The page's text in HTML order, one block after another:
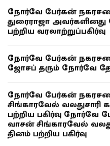
நோர்வே பேர்கன்
துரைராஜா
பற்றிய வரலாற்றுப்பகிர்வு
நோர்வே பேர்கன்
ஜோசப் தரும் நோர்வே
நோர்வே பேர்கன்
சிங்காரவேல் வலதுசாரி
பற்றிய பகிர்வு நோர்வே
வாசன் சிங்காரவேல்
தினம் பற்றிய பகிர்வு